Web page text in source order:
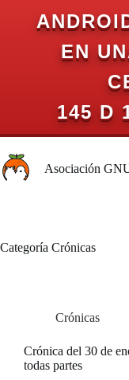
EN
145 D
al
contenidoAsociación
Categoría Crónicas
Crónicas
Crónica del 30 de
todas partes